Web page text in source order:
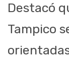
Destacó
Tampico